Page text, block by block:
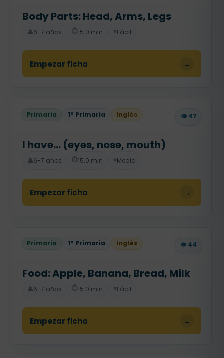
Body Parts: Head, Arms, Legs
👤6-7 años ⏱️15.0 min ⭐Fácil
Empezar ficha →
Primaria 1º Primaria Inglés 👁️ 47
I have... (eyes, nose, mouth)
👤6-7 años ⏱️15.0 min ⭐Media
Empezar ficha →
Primaria 1º Primaria Inglés 👁️ 44
Food: Apple, Banana, Bread, Milk
👤6-7 años ⏱️15.0 min ⭐Fácil
Empezar ficha →